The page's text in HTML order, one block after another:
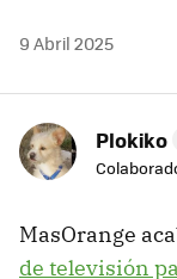
9 Abril 2025
Plokiko
MasOrange
de televisión